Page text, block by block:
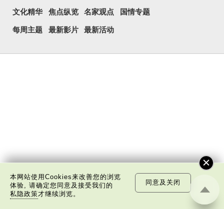
文化精华 焦点纵览 名家观点 国情专题
每周主题 最新影片 最新活动
本网站使用Cookies来改善您的浏览
体验, 请确定您同意及接受我们的
私隐政策才继续浏览。
同意及关闭